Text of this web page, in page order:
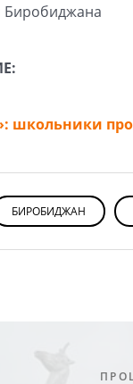
Биробиджана
школьники
БИРОБИДЖАН